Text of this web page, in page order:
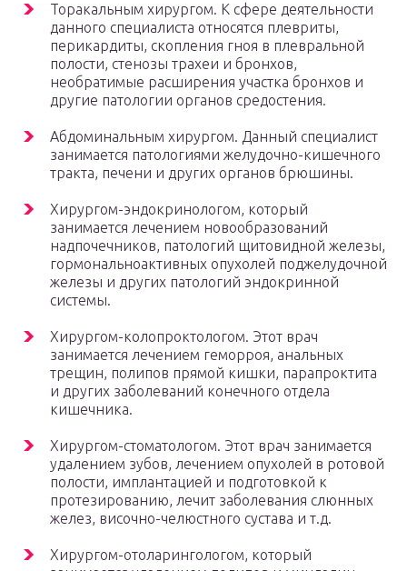
Торакальным хирургом. К сфере деятельности
данного специалиста относятся плевриты,
перикардиты, скопления гноя в плевральной
полости, стенозы трахеи и бронхов,
необратимые расширения участка бронхов и
другие патологии органов средостения.
Абдоминальным хирургом. Данный специалист
занимается патологиями желудочно-кишечного
тракта, печени и других органов брюшины.
Хирургом-эндокринологом, который
занимается лечением новообразований
надпочечников, патологий щитовидной железы,
гормональноактивных опухолей поджелудочной
железы и других патологий эндокринной
системы.
Хирургом-колопроктологом. Этот врач
занимается лечением геморроя, анальных
трещин, полипов прямой кишки, парапроктита
и других заболеваний конечного отдела
кишечника.
Хирургом-стоматологом. Этот врач занимается
удалением зубов, лечением опухолей в ротовой
полости, имплантацией и подготовкой к
протезированию, лечит заболевания слюнных
желез, височно-челюстного сустава и т.д.
Хирургом-отоларингологом, который